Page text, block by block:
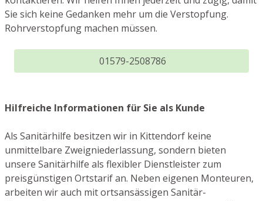
Sie sich keine Gedanken mehr um die Verstopfung.
Rohrverstopfung machen müssen.
01579-2508786
Hilfreiche Informationen für Sie als Kunde
Als Sanitärhilfe besitzen wir in Kittendorf keine
unmittelbare Zweigniederlassung, sondern bieten
unsere Sanitärhilfe als flexibler Dienstleister zum
preisgünstigen Ortstarif an. Neben eigenen Monteuren,
arbeiten wir auch mit ortsansässigen Sanitär-